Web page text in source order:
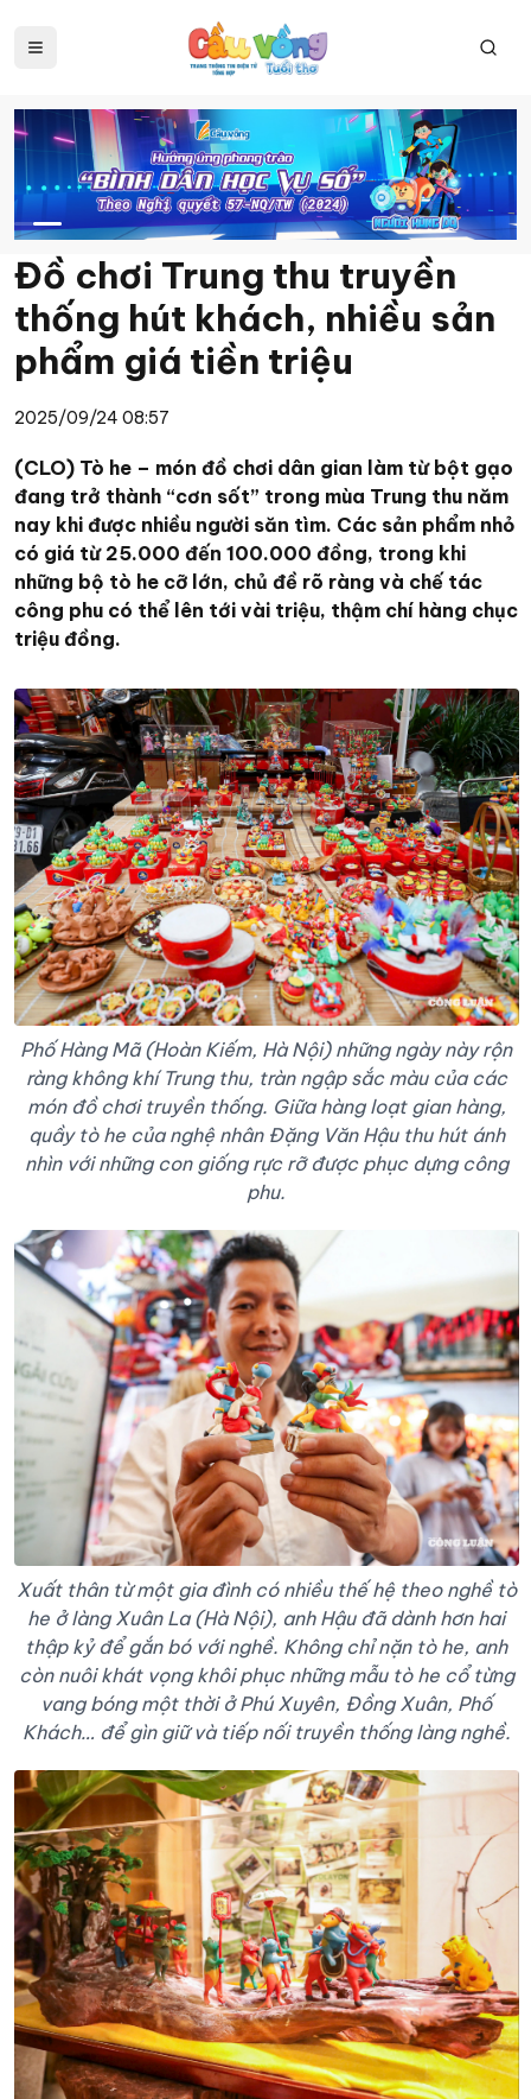
Đồ chơi Trung thu truyền
thống hút khách, nhiều sản
phẩm giá tiền triệu
2025/09/24 08:57
(CLO) Tò he – món đồ chơi dân gian làm từ bột gạo
đang trở thành “cơn sốt” trong mùa Trung thu năm
nay khi được nhiều người săn tìm. Các sản phẩm nhỏ
có giá từ 25.000 đến 100.000 đồng, trong khi
những bộ tò he cỡ lớn, chủ đề rõ ràng và chế tác
công phu có thể lên tới vài triệu, thậm chí hàng chục
triệu đồng.
Phố Hàng Mã (Hoàn Kiếm, Hà Nội) những ngày này rộn
ràng không khí Trung thu, tràn ngập sắc màu của các
món đồ chơi truyền thống. Giữa hàng loạt gian hàng,
quầy tò he của nghệ nhân Đặng Văn Hậu thu hút ánh
nhìn với những con giống rực rỡ được phục dựng công
phu.
Xuất thân từ một gia đình có nhiều thế hệ theo nghề tò
he ở làng Xuân La (Hà Nội), anh Hậu đã dành hơn hai
thập kỷ để gắn bó với nghề. Không chỉ nặn tò he, anh
còn nuôi khát vọng khôi phục những mẫu tò he cổ từng
vang bóng một thời ở Phú Xuyên, Đồng Xuân, Phố
Khách… để gìn giữ và tiếp nối truyền thống làng nghề.